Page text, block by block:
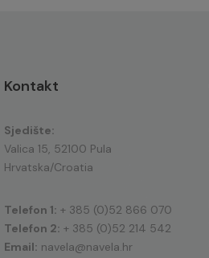
Kontakt
Sjedište:
Valica 15, 52100 Pula
Hrvatska/Croatia
Telefon 1: + 385 (0)52 866 070
Telefon 2: + 385 (0)52 214 542
Email: navela@navela.hr